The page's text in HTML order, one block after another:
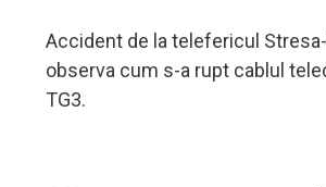
Accident de la telefericul
observa cum s-a rupt cablul
TG3.